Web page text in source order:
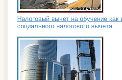
Налоговый вычет на обучение как
социального налогового вычета